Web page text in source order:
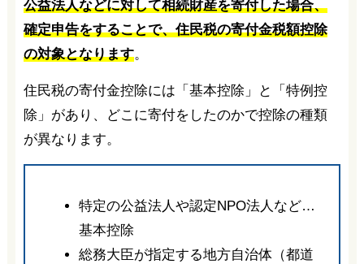
公益法人などに対して相続財産を寄付した場合、
確定申告をすることで、住民税の寄付金税額控除
の対象となります。
住民税の寄付金控除には「基本控除」と「特例控
除」があり、どこに寄付をしたのかで控除の種類
が異なります。
特定の公益法人や認定NPO法人など…
基本控除
総務大臣が指定する地方自治体（都道